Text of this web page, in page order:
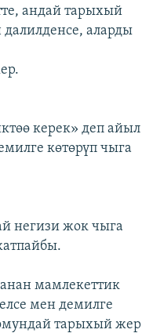
андай тарыхый
аларды
керек» деп айыл
көтөрүп чыга
негизи жок чыга
мамлекеттик
мен демилге
тарыхый жер